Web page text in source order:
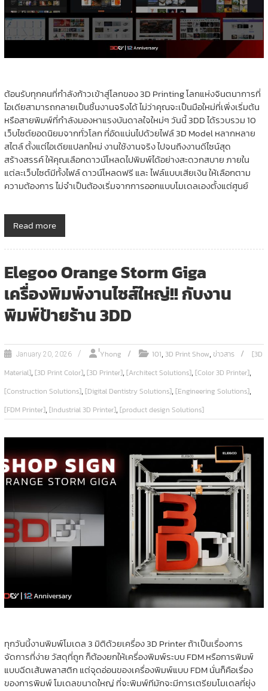
ต้อนรับทุกคนที่กำลังก้าวเข้าสู่โลกของ 3D Printing โลกแห่งจินตนาการที่
ไอเดียสามารถกลายเป็นชิ้นงานจริงได้ ไม่ว่าคุณจะเป็นมือใหม่ที่เพิ่งเริ่มต้น
หรือสายพิมพ์ที่กำลังมองหาแรงบันดาลใจใหม่ๆ วันนี้ 3DD ได้รวบรวม 10
เว็บไซต์ยอดนิยมจากทั่วโลก ที่อัดแน่นไปด้วยไฟล์ 3D Model หลากหลาย
สไตล์ ตั้งแต่ไอเดียแปลกใหม่ งานใช้งานจริง ไปจนถึงงานดีไซน์สุด
สร้างสรรค์ ให้คุณเลือกดาวน์โหลดไปพิมพ์ได้อย่างสะดวกสบาย ภายใน
แต่ละเว็บไซต์มีทั้งไฟล์ ดาวน์โหลดฟรี และ ไฟล์แบบเสียเงิน ให้เลือกตาม
ความต้องการ ไม่จำเป็นต้องเริ่มจากการออกแบบโมเดลเองตั้งแต่ศูนย์
Read more
Elegoo Orange Storm Giga
เครื่องพิมพ์งานไซส์ใหญ่!! กับงาน
พิมพ์ป้ายร้าน 3DD
January 20, 2026 ํํYhong 101,3D Print Show,ข่าวสาร
[3D
Material],[3D Print Color],[3D Printer],[Architect Solutions],[Color 3D Printer],
[Construction Solutions],[Digital Dentistry Solutions],[Engineering Solutions],
[FDM Printer],[Industrial 3D Printer],[product design Solutions]
ทุกวันนี้งานพิมพ์โมเดล 3 มิติด้วยเครื่อง 3D Printer ถ้าเป็นเรื่องการ
จัดการที่ง่าย วัสดุที่ถูก ก็ต้องยกให้เครื่องพิมพ์ระบบ FDM หรือการพิมพ์
แบบฉีดเส้นพลาสติก แต่จุดอ่อนของเครื่องพิมพ์แบบ FDM นั่นก็คือเรื่อง
ของการพิมพ์ โมเดลขนาดใหญ่ ที่จะพิมพ์ทีมักจะมีการเตรียมโมเดลที่ยุ่ง